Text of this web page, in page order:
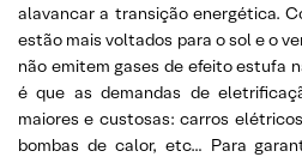
alavancar a transição energética.
estão mais voltados para o sol e o
não emitem gases de efeito estufa
é que as demandas de
maiores e custosas: carros
bombas de calor, etc… Para